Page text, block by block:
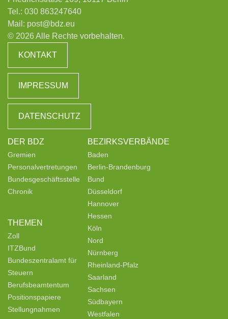
Tel.: 030 863247640
Mail: post@bdz.eu
© 2026 Alle Rechte vorbehalten.
KONTAKT
IMPRESSUM
DATENSCHUTZ
DER BDZ
Gremien
Personalvertretungen
Bundesgeschäftsstelle
Chronik
THEMEN
Zoll
ITZBund
Bundeszentralamt für
Steuern
Berufsbeamtentum
Positionspapiere
Stellungnahmen
BEZIRKSVERBÄNDE
Baden
Berlin-Brandenburg
Bund
Düsseldorf
Hannover
Hessen
Köln
Nord
Nürnberg
Rheinland-Pfalz
Saarland
Sachsen
Südbayern
Westfalen